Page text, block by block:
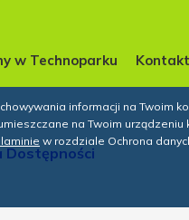
w Technoparku Kontakt
Dostępności
informacji na Twoim
na Twoim
w rozdziale Ochrona